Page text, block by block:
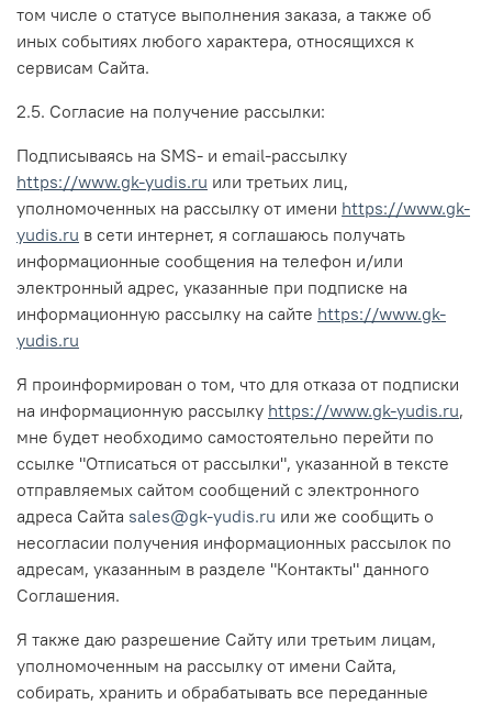
том числе о статусе выполнения заказа, а также об
иных событиях любого характера, относящихся к
сервисам Сайта.
2.5. Согласие на получение рассылки:
Подписываясь на SMS- и email-рассылку
https://www.gk-yudis.ru или третьих лиц,
уполномоченных на рассылку от имени https://www.gk-
yudis.ru в сети интернет, я соглашаюсь получать
информационные сообщения на телефон и/или
электронный адрес, указанные при подписке на
информационную рассылку на сайте https://www.gk-
yudis.ru
Я проинформирован о том, что для отказа от подписки
на информационную рассылку https://www.gk-yudis.ru,
мне будет необходимо самостоятельно перейти по
ссылке "Отписаться от рассылки", указанной в тексте
отправляемых сайтом сообщений с электронного
адреса Сайта sales@gk-yudis.ru или же сообщить о
несогласии получения информационных рассылок по
адресам, указанным в разделе "Контакты" данного
Соглашения.
Я также даю разрешение Сайту или третьим лицам,
уполномоченным на рассылку от имени Сайта,
собирать, хранить и обрабатывать все переданные